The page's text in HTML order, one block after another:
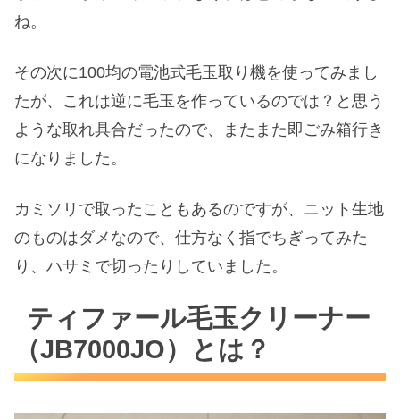
ね。
その次に100均の電池式毛玉取り機を使ってみまし
たが、これは逆に毛玉を作っているのでは？と思う
ような取れ具合だったので、またまた即ごみ箱行き
になりました。
カミソリで取ったこともあるのですが、ニット生地
のものはダメなので、仕方なく指でちぎってみた
り、ハサミで切ったりしていました。
ティファール毛玉クリーナー
（JB7000JO）とは？